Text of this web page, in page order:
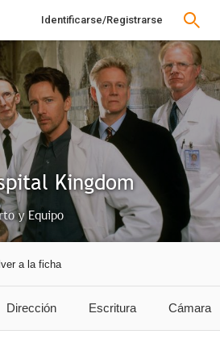
Identificarse/Registrarse
Kingdom
y Equipo
a la ficha
Dirección Escritura Cámara